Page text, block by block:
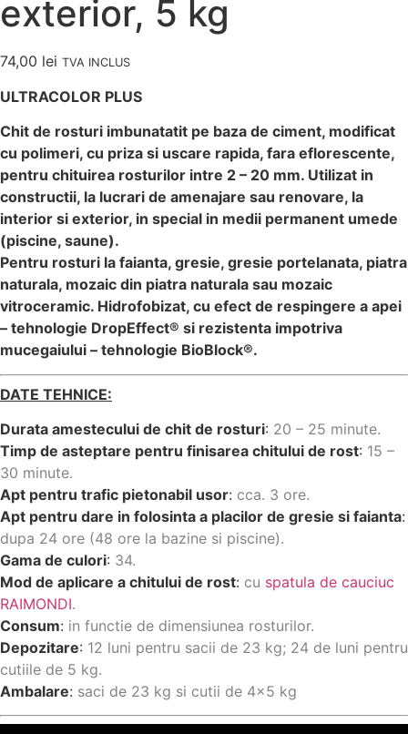
exterior, 5 kg
74,00 lei TVA INCLUS
ULTRACOLOR PLUS
Chit de rosturi imbunatatit pe baza de ciment, modificat
cu polimeri, cu priza si uscare rapida, fara eflorescente,
pentru chituirea rosturilor intre 2 – 20 mm. Utilizat in
constructii, la lucrari de amenajare sau renovare, la
interior si exterior, in special in medii permanent umede
(piscine, saune).
Pentru rosturi la faianta, gresie, gresie portelanata, piatra
naturala, mozaic din piatra naturala sau mozaic
vitroceramic. Hidrofobizat, cu efect de respingere a apei
– tehnologie DropEffect® si rezistenta impotriva
mucegaiului – tehnologie BioBlock®.
DATE TEHNICE:
Durata amestecului de chit de rosturi: 20 – 25 minute.
Timp de asteptare pentru finisarea chitului de rost: 15 –
30 minute.
Apt pentru trafic pietonabil usor: cca. 3 ore.
Apt pentru dare in folosinta a placilor de gresie si faianta:
dupa 24 ore (48 ore la bazine si piscine).
Gama de culori: 34.
Mod de aplicare a chitului de rost: cu spatula de cauciuc
RAIMONDI.
Consum: in functie de dimensiunea rosturilor.
Depozitare: 12 luni pentru sacii de 23 kg; 24 de luni pentru
cutiile de 5 kg.
Ambalare: saci de 23 kg si cutii de 4×5 kg